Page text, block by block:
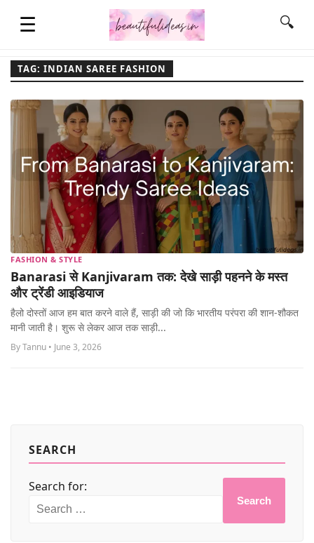
☰
QUOTES
LIFESTYLE
FASHION & STYLE
CONTACT NAME IDEAS
MORE
🔍
TAG: INDIAN SAREE FASHION
FASHION & STYLE
Banarasi से Kanjivaram तक: देखे साड़ी पहनने के मस्त
और ट्रेंडी आइडियाज
हैलो दोस्तों आज हम बात करने वाले हैं, साड़ी की जो कि भारतीय परंपरा की शान-शौकत
मानी जाती है। शुरू से लेकर आज तक साड़ी...
By Tannu • June 3, 2026
SEARCH
Search for:
Search